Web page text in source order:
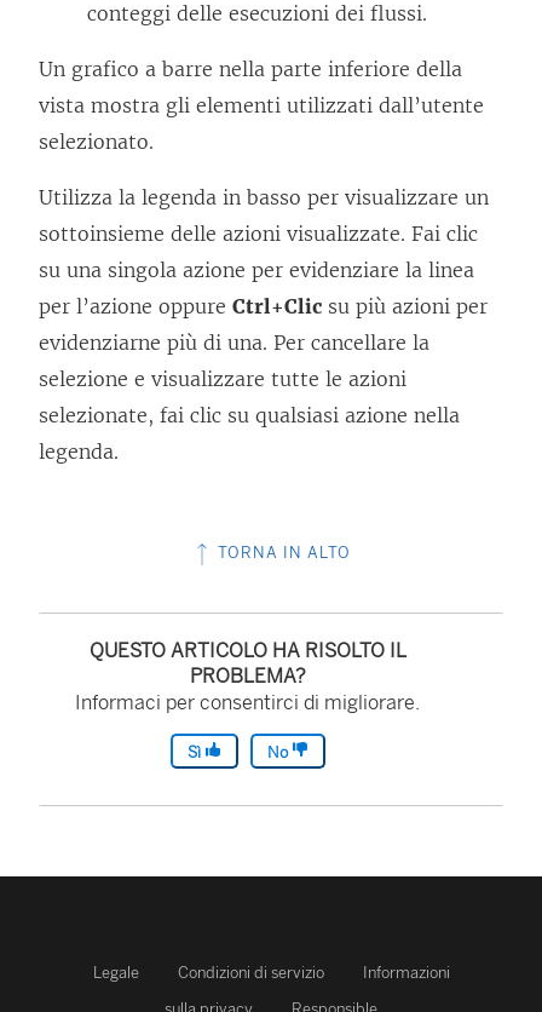
conteggi delle esecuzioni dei flussi.
Un grafico a barre nella parte inferiore della
vista mostra gli elementi utilizzati dall’utente
selezionato.
Utilizza la legenda in basso per visualizzare un
sottoinsieme delle azioni visualizzate. Fai clic
su una singola azione per evidenziare la linea
per l’azione oppure Ctrl+Clic su più azioni per
evidenziarne più di una. Per cancellare la
selezione e visualizzare tutte le azioni
selezionate, fai clic su qualsiasi azione nella
legenda.
TORNA IN ALTO
QUESTO ARTICOLO HA RISOLTO IL
PROBLEMA?
Informaci per consentirci di migliorare.
Sì No
Legale Condizioni di servizio
Informazioni